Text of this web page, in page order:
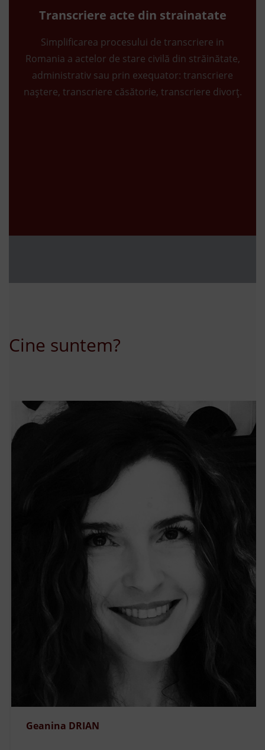
Transcriere acte din strainatate
Simplificarea procesului de transcriere in
Romania a actelor de stare civilă din străinătate,
administrativ sau prin exequator: transcriere
naștere, transcriere căsătorie, transcriere divorț.
Cine suntem?
Geanina DRIAN